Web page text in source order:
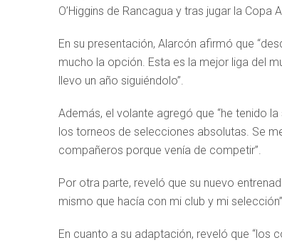
O’Higgins de Rancagua y tras jugar la Copa
En su presentación, Alarcón afirmó que
mucho la opción. Esta es la mejor liga del
llevo un año siguiéndolo”.
Además, el volante agregó que “he tenido
los torneos de selecciones absolutas. Se
compañeros porque venía de competir”.
Por otra parte, reveló que su nuevo
mismo que hacía con mi club y mi
En cuanto a su adaptación, reveló que “los